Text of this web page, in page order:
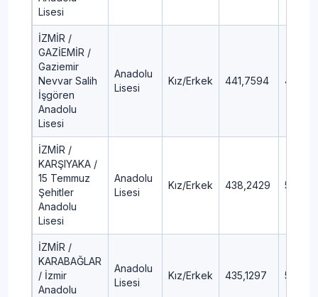
Lisesi
İZMİR /
GAZİEMİR /
Gaziemir
Nevvar Salih
İşgören
Anadolu
Lisesi
Anadolu
Lisesi
Kız/Erkek 441,7594 4,65
İZMİR /
KARŞIYAKA /
15 Temmuz
Şehitler
Anadolu
Lisesi
Anadolu
Lisesi
Kız/Erkek 438,2429 5,1
İZMİR /
KARABAĞLAR
/ İzmir
Anadolu
Anadolu
Lisesi
Kız/Erkek 435,1297 5,51